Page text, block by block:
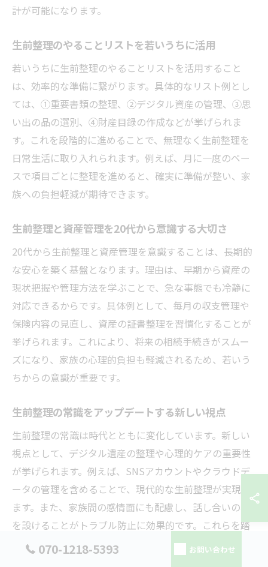
計が可能になります。
生前整理のやることリストを若いうちに活用
若いうちに生前整理のやることリストを活用すること
は、効率的な準備に繋がります。具体的なリスト例とし
ては、①重要書類の整理、②デジタル資産の管理、③思
い出の品の選別、④財産目録の作成などが挙げられま
す。これを段階的に進めることで、無理なく生前整理を
日常生活に取り入れられます。例えば、月に一度のペー
スで項目ごとに整理を進めると、確実に準備が整い、家
族への負担軽減が期待できます。
生前整理と資産管理を20代から意識する大切さ
20代から生前整理と資産管理を意識することは、長期的
な安心を築く基盤となります。理由は、早期から資産の
現状把握や管理方法を学ぶことで、急な事態でも冷静に
対応できるからです。具体例として、毎月の収支管理や
保険内容の見直し、資産の証書整理を習慣化することが
挙げられます。これにより、将来の相続手続きがスムー
ズになり、家族の心理的負担も軽減されるため、若いう
ちからの意識が重要です。
生前整理の常識をアップデートする新しい視点
生前整理の常識は時代とともに変化しています。新しい
視点として、デジタル遺産の整理や心理的ケアの重要性
が挙げられます。例えば、SNSアカウントやクラウドデ
ータの管理を含めることで、現代的な生前整理が実現し
ます。また、家族間の感情面にも配慮し、話し合いの場
を設けることがトラブル防止に効果的です。これらを踏
まえたアップデートにより、生前整理はより実践的で心
070-1218-5393 お問い合わせ